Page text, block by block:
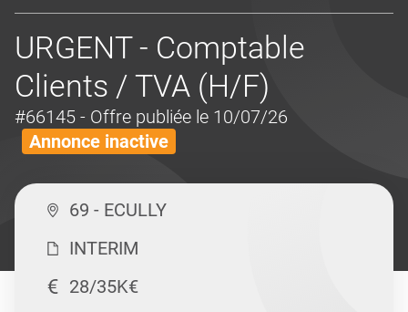
URGENT - Comptable
Clients / TVA (H/F)
#66145 - Offre publiée le 10/07/26
Annonce inactive
69 - ECULLY
INTERIM
28/35K€